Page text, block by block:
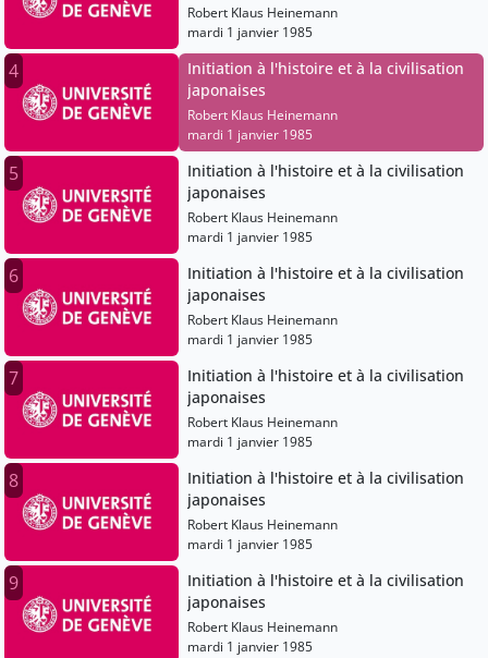
Robert Klaus Heinemann
mardi 1 janvier 1985
4
Initiation à l'histoire et à la civilisation
japonaises
Robert Klaus Heinemann
mardi 1 janvier 1985
5
Initiation à l'histoire et à la civilisation
japonaises
Robert Klaus Heinemann
mardi 1 janvier 1985
6
Initiation à l'histoire et à la civilisation
japonaises
Robert Klaus Heinemann
mardi 1 janvier 1985
7
Initiation à l'histoire et à la civilisation
japonaises
Robert Klaus Heinemann
mardi 1 janvier 1985
8
Initiation à l'histoire et à la civilisation
japonaises
Robert Klaus Heinemann
mardi 1 janvier 1985
9
Initiation à l'histoire et à la civilisation
japonaises
Robert Klaus Heinemann
mardi 1 janvier 1985